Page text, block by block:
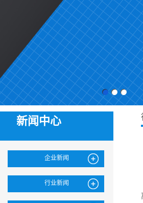
新闻中心
企业新闻
行业新闻